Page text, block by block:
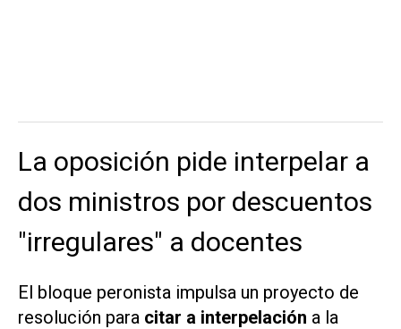
La oposición pide interpelar a
dos ministros por descuentos
"irregulares" a docentes
El bloque peronista impulsa un proyecto de
resolución para citar a interpelación a la